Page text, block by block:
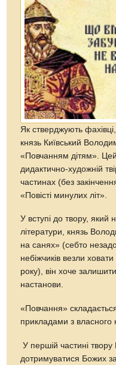
Як стверджують
князь Київський
«Повчанням дітям».
дидактично-художній
частинах (без
«Повісті минулих літ».
У вступі до твору, який
літератури, князь
на санях» (себто
небіжчиків везли
року), він хоче
настанови.
«Повчання»
прикладами з власного
У першій частині
дотримуватися Божих